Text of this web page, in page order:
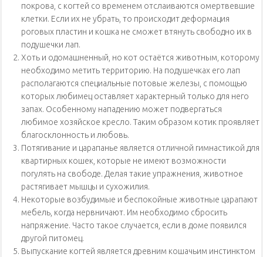
покрова, с когтей со временем отслаиваются омертвевшие
клетки. Если их не убрать, то происходит деформация
роговых пластин и кошка не сможет втянуть свободно их в
подушечки лап.
Хоть и одомашненный, но кот остаётся животным, которому
необходимо метить территорию. На подушечках его лап
располагаются специальные потовые железы, с помощью
которых любимец оставляет характерный только для него
запах. Особенному нападению может подвергаться
любимое хозяйское кресло. Таким образом котик проявляет
благосклонность и любовь.
Потягивание и царапанье является отличной гимнастикой для
квартирных кошек, которые не имеют возможности
погулять на свободе. Делая такие упражнения, животное
растягивает мышцы и сухожилия.
Некоторые возбудимые и беспокойные животные царапают
мебель, когда нервничают. Им необходимо сбросить
напряжение. Часто такое случается, если в доме появился
другой питомец.
Выпускание когтей является древним кошачьим инстинктом